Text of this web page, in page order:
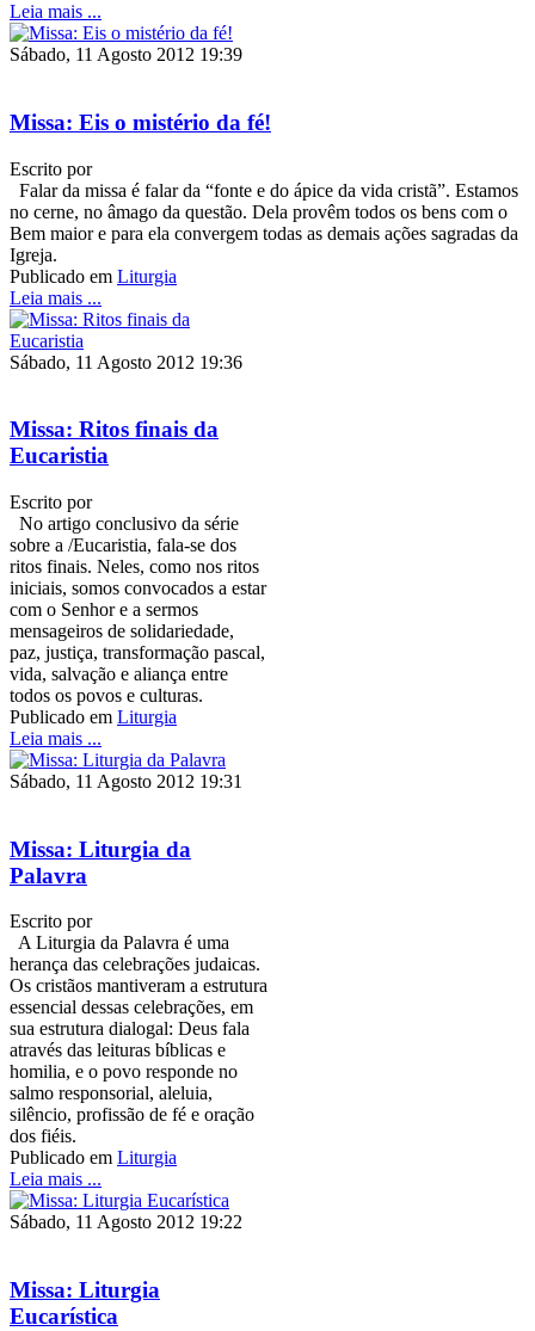
Leia mais ...
Sábado, 11 Agosto 2012 19:39
Missa: Eis o mistério da fé!
Escrito por
Falar da missa é falar da “fonte e do ápice da vida cristã”. Estamos
no cerne, no âmago da questão. Dela provêm todos os bens com o
Bem maior e para ela convergem todas as demais ações sagradas da
Igreja.
Publicado em Liturgia
Leia mais ...
Sábado, 11 Agosto 2012 19:36
Missa: Ritos finais da
Eucaristia
Escrito por
No artigo conclusivo da série
sobre a /Eucaristia, fala-se dos
ritos finais. Neles, como nos ritos
iniciais, somos convocados a estar
com o Senhor e a sermos
mensageiros de solidariedade,
paz, justiça, transformação pascal,
vida, salvação e aliança entre
todos os povos e culturas.
Publicado em Liturgia
Leia mais ...
Sábado, 11 Agosto 2012 19:31
Missa: Liturgia da
Palavra
Escrito por
A Liturgia da Palavra é uma
herança das celebrações judaicas.
Os cristãos mantiveram a estrutura
essencial dessas celebrações, em
sua estrutura dialogal: Deus fala
através das leituras bíblicas e
homilia, e o povo responde no
salmo responsorial, aleluia,
silêncio, profissão de fé e oração
dos fiéis.
Publicado em Liturgia
Leia mais ...
Sábado, 11 Agosto 2012 19:22
Missa: Liturgia
Eucarística